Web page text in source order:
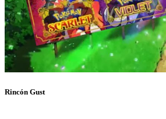
Rincón Gust